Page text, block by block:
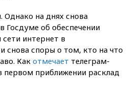
Однако на днях снова
Госдуме об обеспечении
сети интернет в
снова споры о том, кто на что
Как отмечает телеграм-
первом приближении расклад